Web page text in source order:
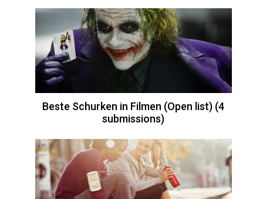
Beste Schurken in Filmen (Open list) (4
submissions)